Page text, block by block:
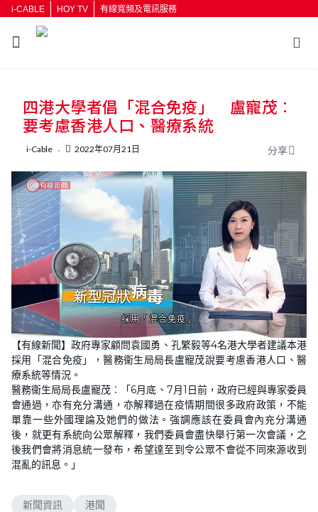
i-CABLE HOY TV 有線寬頻及電訊服務
按輸入鍵開始搜尋
四港大學者倡「混合免疫」 盧寵茂︰
要考慮香港人口、醫療系統
i-Cable 2022年07月21日 分享
U
n
m
u
t
e
o
a
d
e
7
.
3
7
%
【有線新聞】政府專家顧問袁國勇、孔繁毅等4名港大學者建議本港
採用「混合免疫」，醫務衞生局局長盧寵茂說要考慮香港人口、醫
療系統等情況。
醫務衞生局局長盧寵茂︰「6月底、7月1日前，政府已經與專家委員
會通過，亦有充分溝通，亦解釋過在疫情期間很多政府政策，不能
單靠一些外國理論及她們的做法。強調應該在委員會內充分溝通
後，就更有系統向公眾解釋，我們委員會盡快舉行第一次會議，之
後我們會將消息統一發布，希望達至到令公眾不會從不同來源收到
混亂的訊息。」
新聞資訊 港聞